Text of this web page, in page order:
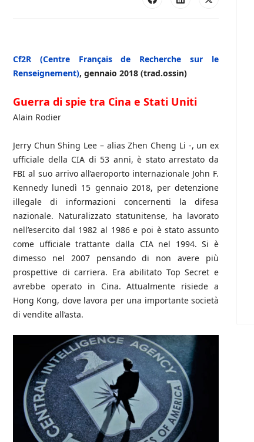
Cf2R (Centre Français de Recherche sur le
Renseignement), gennaio 2018 (trad.ossin)
Guerra di spie tra Cina e Stati Uniti
Alain Rodier
Jerry Chun Shing Lee – alias Zhen Cheng Li -, un ex
ufficiale della CIA di 53 anni, è stato arrestato da
FBI al suo arrivo all’aeroporto internazionale John F.
Kennedy lunedì 15 gennaio 2018, per detenzione
illegale di informazioni concernenti la difesa
nazionale. Naturalizzato statunitense, ha lavorato
nell’esercito dal 1982 al 1986 e poi è stato assunto
come ufficiale trattante dalla CIA nel 1994. Si è
dimesso nel 2007 pensando di non avere più
prospettive di carriera. Era abilitato Top Secret e
avrebbe operato in Cina. Attualmente risiede a
Hong Kong, dove lavora per una importante società
di vendite all’asta.